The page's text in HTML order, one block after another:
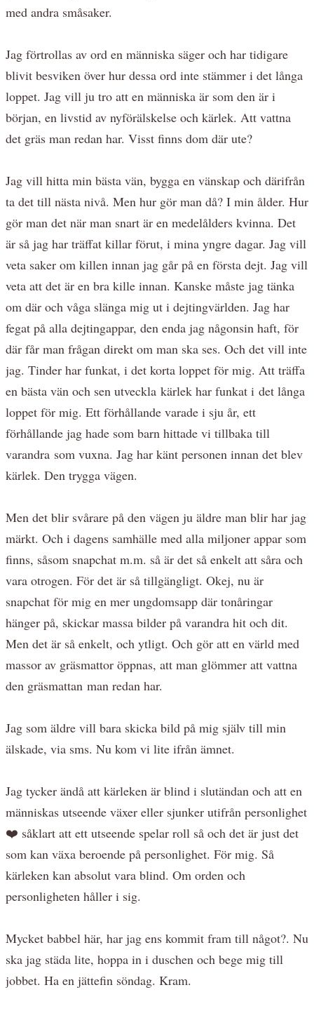
med andra småsaker.
Jag förtrollas av ord en människa säger och har tidigare
blivit besviken över hur dessa ord inte stämmer i det långa
loppet. Jag vill ju tro att en människa är som den är i
början, en livstid av nyförälskelse och kärlek. Att vattna
det gräs man redan har. Visst finns dom där ute?
Jag vill hitta min bästa vän, bygga en vänskap och därifrån
ta det till nästa nivå. Men hur gör man då? I min ålder. Hur
gör man det när man snart är en medelålders kvinna. Det
är så jag har träffat killar förut, i mina yngre dagar. Jag vill
veta saker om killen innan jag går på en första dejt. Jag vill
veta att det är en bra kille innan. Kanske måste jag tänka
om där och våga slänga mig ut i dejtingvärlden. Jag har
fegat på alla dejtingappar, den enda jag någonsin haft, för
där får man frågan direkt om man ska ses. Och det vill inte
jag. Tinder har funkat, i det korta loppet för mig. Att träffa
en bästa vän och sen utveckla kärlek har funkat i det långa
loppet för mig. Ett förhållande varade i sju år, ett
förhållande jag hade som barn hittade vi tillbaka till
varandra som vuxna. Jag har känt personen innan det blev
kärlek. Den trygga vägen.
Men det blir svårare på den vägen ju äldre man blir har jag
märkt. Och i dagens samhälle med alla miljoner appar som
finns, såsom snapchat m.m. så är det så enkelt att såra och
vara otrogen. För det är så tillgängligt. Okej, nu är
snapchat för mig en mer ungdomsapp där tonåringar
hänger på, skickar massa bilder på varandra hit och dit.
Men det är så enkelt, och ytligt. Och gör att en värld med
massor av gräsmattor öppnas, att man glömmer att vattna
den gräsmattan man redan har.
Jag som äldre vill bara skicka bild på mig själv till min
älskade, via sms. Nu kom vi lite ifrån ämnet.
Jag tycker ändå att kärleken är blind i slutändan och att en
människas utseende växer eller sjunker utifrån personlighet
❤️ såklart att ett utseende spelar roll så och det är just det
som kan växa beroende på personlighet. För mig. Så
kärleken kan absolut vara blind. Om orden och
personligheten håller i sig.
Mycket babbel här, har jag ens kommit fram till något?. Nu
ska jag städa lite, hoppa in i duschen och bege mig till
jobbet. Ha en jättefin söndag. Kram.